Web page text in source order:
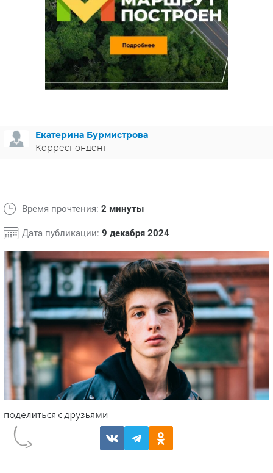
МЕЛОДРАМЫ
ИСПАНИЯ
ФРАНЦИЯ
ГЕРМАНИЯ
СВЕТСКИЕ НОВОСТИ
СПОЙЛЕРЫ ИЗ СЕРИАЛОВ
Екатерина Бурмистрова
Корреспондент
Время прочтения: 2 минуты
Дата публикации: 9 декабря 2024